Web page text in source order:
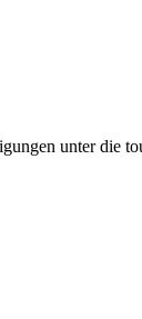
unter die